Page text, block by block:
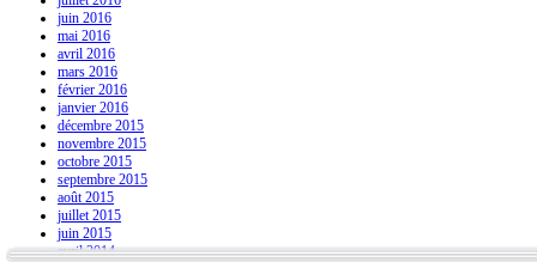
juin 2016
mai 2016
avril 2016
mars 2016
février 2016
janvier 2016
décembre 2015
novembre 2015
octobre 2015
septembre 2015
août 2015
juillet 2015
juin 2015
avril 2014